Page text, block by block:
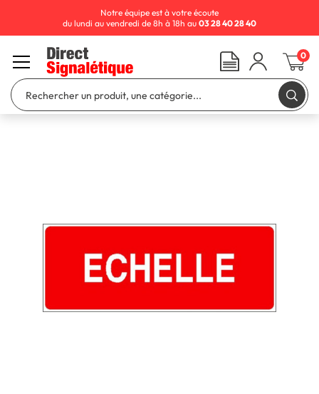
Notre équipe est à votre écoute
du lundi au vendredi de 8h à 18h au 03 28 40 28 40
0